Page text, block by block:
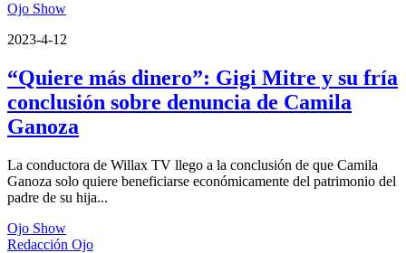
Ojo Show
2023-4-12
“Quiere más dinero”: Gigi Mitre y su fría
conclusión sobre denuncia de Camila
Ganoza
La conductora de Willax TV llego a la conclusión de que Camila
Ganoza solo quiere beneficiarse económicamente del patrimonio del
padre de su hija...
Ojo Show
Redacción Ojo